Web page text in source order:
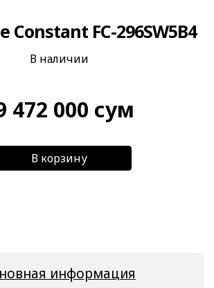
Constant FC-296SW5B4
В наличии
472 000 сум
В корзину
информация